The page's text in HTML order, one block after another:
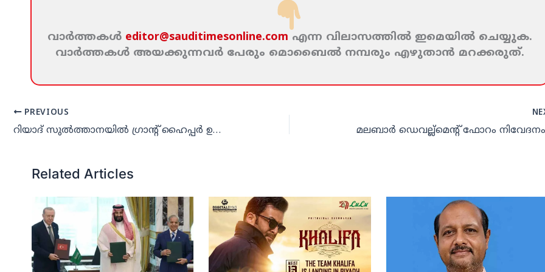
വാര്‍ത്തകള്‍ editor@sauditimesonline.com എന്ന വിലാസത്തില്‍ ഇമെയില്‍ ചെയ്യുക.
വാര്‍ത്തകള്‍ അയക്കുന്നവര്‍ പേരും മൊബൈല്‍ നമ്പരും എഴുതാന്‍ മറക്കരുത്‌.
PREVIOUS
റിയാദ് സുല്‍ത്താനയില്‍ ഗ്രാന്റ് ഹൈപ്പര്‍ ഉദ്ഘാടനം ചെയ്തു
Related Articles